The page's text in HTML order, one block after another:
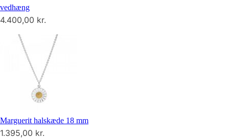
vedhæng
4.400,00 kr.
Marguerit halskæde 18 mm
1.395,00 kr.